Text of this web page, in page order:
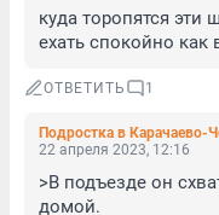
куда торопятся эти
ехать спокойно как
ОТВЕТИТЬ 1
22 апреля 2023, 12:16
>В подъезде он
домой.